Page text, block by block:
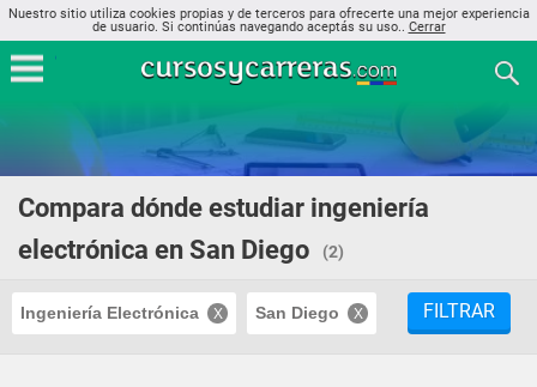
Nuestro sitio utiliza cookies propias y de terceros para ofrecerte una mejor experiencia
de usuario. Si continúas navegando aceptás su uso.. Cerrar
Compara dónde estudiar ingeniería
electrónica en San Diego
(2)
Ingeniería Electrónica San Diego FILTRAR